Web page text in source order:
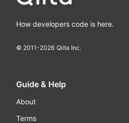
How developers code is here.
© 2011-2026 Qiita Inc.
Guide & Help
About
Terms